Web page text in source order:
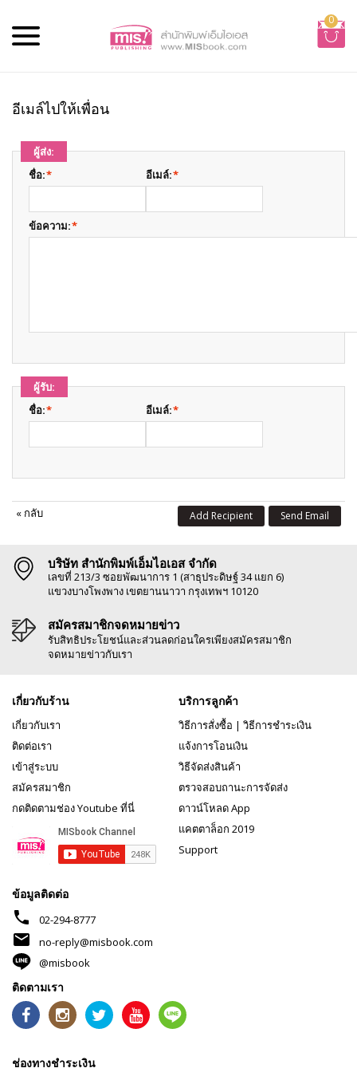
0
อีเมล์ไปให้เพื่อน
ผู้ส่ง:
*
ชื่อ: *
อีเมล์:
*
ข้อความ:
ผู้รับ:
*
ชื่อ: *
อีเมล์:
« กลับ Send Email
Add Recipient
บริษัท สำนักพิมพ์เอ็มไอเอส จำกัด
เลขที่ 213/3 ซอยพัฒนาการ 1 (สาธุประดิษฐ์ 34 แยก 6)
แขวงบางโพงพาง เขตยานนาวา กรุงเทพฯ 10120
สมัครสมาชิกจดหมายข่าว
รับสิทธิประโยชน์และส่วนลดก่อนใครเพียงสมัครสมาชิก
จดหมายข่าวกับเรา
เกี่ยวกับร้าน
เกี่ยวกับเรา
ติดต่อเรา
เข้าสู่ระบบ
สมัครสมาชิก
กดติดตามช่อง Youtube ที่นี่
บริการลูกค้า
วิธีการสั่งซื้อ | วิธีการชำระเงิน
แจ้งการโอนเงิน
วิธีจัดส่งสินค้า
ตรวจสอบถานะการจัดส่ง
ดาวน์โหลด App
แคตตาล็อก 2019
Support
ข้อมูลติดต่อ
phone 02-294-8777
mail
no-reply@misbook.com
@misbook
ติดตามเรา
ช่องทางชำระเงิน